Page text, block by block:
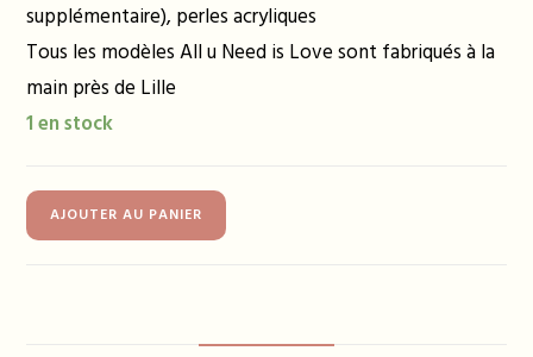
supplémentaire), perles acryliques
Tous les modèles All u Need is Love sont fabriqués à la
main près de Lille
1 en stock
quantité
de
AJOUTER AU PANIER